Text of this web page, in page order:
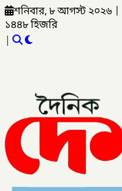
শনিবার, ৮ আগস্ট ২০২৬
১৪৪৮ হিজরি
|